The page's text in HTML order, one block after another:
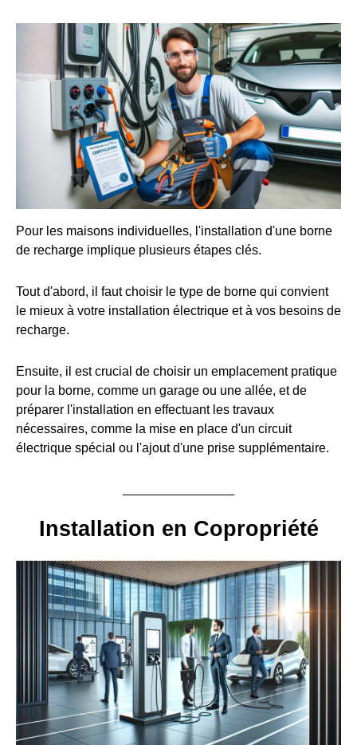
Pour les maisons individuelles, l'installation d'une borne
de recharge implique plusieurs étapes clés.
Tout d'abord, il faut choisir le type de borne qui convient
le mieux à votre installation électrique et à vos besoins de
recharge.
Ensuite, il est crucial de choisir un emplacement pratique
pour la borne, comme un garage ou une allée, et de
préparer l'installation en effectuant les travaux
nécessaires, comme la mise en place d'un circuit
électrique spécial ou l'ajout d'une prise supplémentaire.
Installation en Copropriété